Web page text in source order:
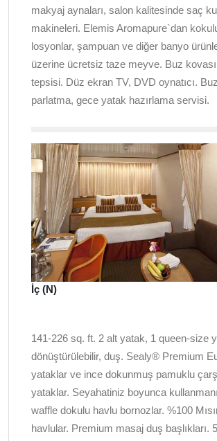
makyaj aynaları, salon kalitesinde saç
makineleri. Elemis Aromapure`dan
losyonlar, şampuan ve diğer banyo
üzerine ücretsiz taze meyve. Buz
tepsisi. Düz ekran TV, DVD oynatıcı.
parlatma, gece yatak hazırlama servisi.
İç (N)
141-226 sq. ft. 2 alt yatak, 1 queen-size
dönüştürülebilir, duş. Sealy® Premium
yataklar ve ince dokunmuş pamuklu
yataklar. Seyahatiniz boyunca
waffle dokulu havlu bornozlar. %100
havlular. Premium masaj duş başlıkları.